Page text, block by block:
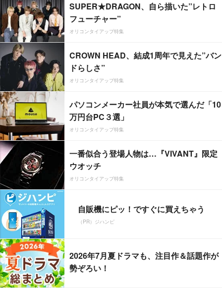
SUPER★DRAGON、自ら描いた”レトロ
フューチャー”
オリコンタイアップ特集
CROWN HEAD、結成1周年で見えた”バン
ドらしさ”
オリコンタイアップ特集
パソコンメーカー社員が本気で選んだ「10
万円台PC３選」
オリコンタイアップ特集
一番似合う登場人物は…『VIVANT』限定
ウオッチ
オリコンタイアップ特集
自販機にピッ！ですぐに買えちゃう
（PR）ジハンピ
2026年7月夏ドラマも、注目作＆話題作が
勢ぞろい！